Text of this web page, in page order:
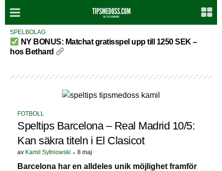
SPELBOLAG
NY BONUS: Matchat gratisspel upp till 1250 SEK –
hos Bethard
FOTBOLL
Speltips Barcelona – Real Madrid 10/5:
Kan säkra titeln i El Clasicot
av Kamil Sytniowski 8 maj
Barcelona har en alldeles unik möjlighet framför